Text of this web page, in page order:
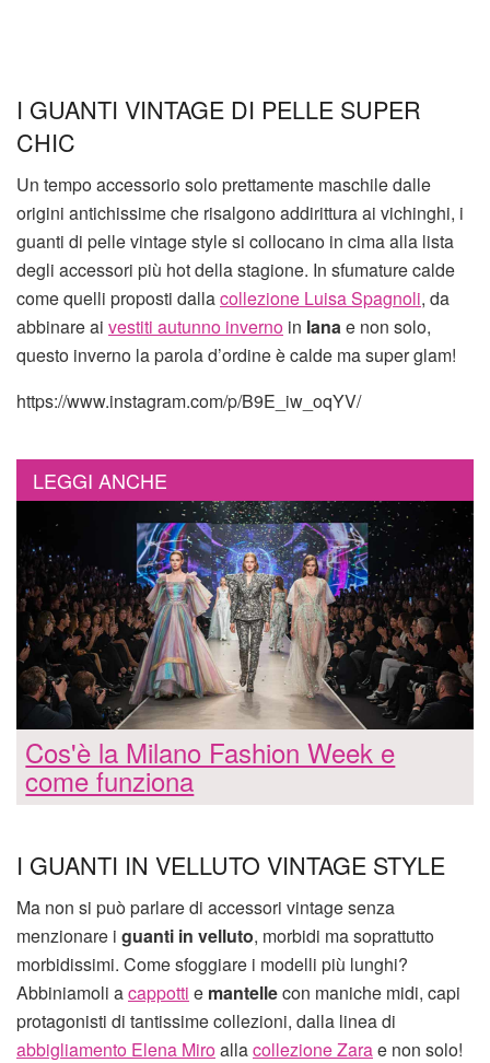
I GUANTI VINTAGE DI PELLE SUPER
CHIC
Un tempo accessorio solo prettamente maschile dalle
origini antichissime che risalgono addirittura ai vichinghi, i
guanti di pelle vintage style si collocano in cima alla lista
degli accessori più hot della stagione. In sfumature calde
come quelli proposti dallacollezione Luisa Spagnoli, da
abbinare ai vestiti autunno inverno in lanae non solo,
questo inverno la parola d’ordine è calde ma super glam!
https://www.instagram.com/p/B9E_iw_oqYV/
LEGGI ANCHE
Cos'è la Milano Fashion Week e
come funziona
I GUANTI IN VELLUTO VINTAGE STYLE
Ma non si può parlare di accessori vintage senza
menzionare i guanti in velluto, morbidi ma soprattutto
morbidissimi. Come sfoggiare i modelli più lunghi?
Abbiniamoli acappotti e mantellecon maniche midi, capi
protagonisti di tantissime collezioni, dalla linea di
abbigliamento Elena Miroallacollezione Zarae non solo!